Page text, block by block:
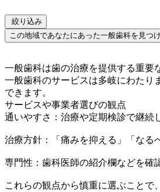
絞り込み
この地域であなたにあった一般歯科を見つ
一般歯科は歯の治療を提供する重要
一般歯科のサービスは多岐にわたり
できます。
サービスや事業者選びの観点
通いやすさ：治療や定期検診で継続
治療方針：「痛みを抑える」「なる
専門性：歯科医師の紹介欄などを確
これらの観点から慎重に選ぶことで